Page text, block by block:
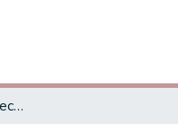
Bilan des thèses de médecine soutenues à la faculté de médecine et de pharmacie de Rabat entre 2013 et 2016.